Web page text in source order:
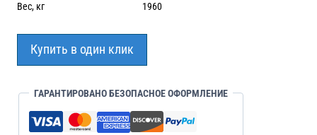
Вес, кг 1960
Купить в один клик
ГАРАНТИРОВАНО БЕЗОПАСНОЕ ОФОРМЛЕНИЕ